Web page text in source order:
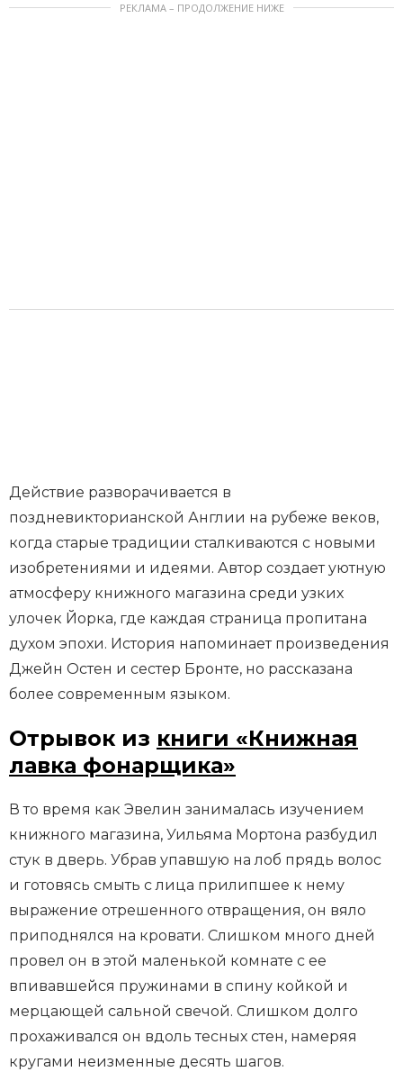
РЕКЛАМА – ПРОДОЛЖЕНИЕ НИЖЕ
Действие разворачивается в
поздневикторианской Англии на рубеже веков,
когда старые традиции сталкиваются с новыми
изобретениями и идеями. Автор создает уютную
атмосферу книжного магазина среди узких
улочек Йорка, где каждая страница пропитана
духом эпохи. История напоминает произведения
Джейн Остен и сестер Бронте, но рассказана
более современным языком.
Отрывок из книги «Книжная
лавка фонарщика»
В то время как Эвелин занималась изучением
книжного магазина, Уильяма Мортона разбудил
стук в дверь. Убрав упавшую на лоб прядь волос
и готовясь смыть с лица прилипшее к нему
выражение отрешенного отвращения, он вяло
приподнялся на кровати. Слишком много дней
провел он в этой маленькой комнате с ее
впивавшейся пружинами в спину койкой и
мерцающей сальной свечой. Слишком долго
прохаживался он вдоль тесных стен, намеряя
кругами неизменные десять шагов.